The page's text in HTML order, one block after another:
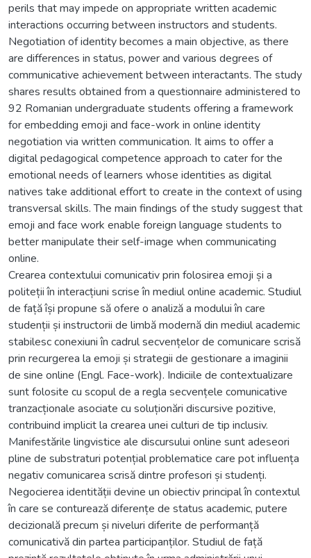
perils that may impede on appropriate written academic
interactions occurring between instructors and students.
Negotiation of identity becomes a main objective, as there
are differences in status, power and various degrees of
communicative achievement between interactants. The study
shares results obtained from a questionnaire administered to
92 Romanian undergraduate students offering a framework
for embedding emoji and face-work in online identity
negotiation via written communication. It aims to offer a
digital pedagogical competence approach to cater for the
emotional needs of learners whose identities as digital
natives take additional effort to create in the context of using
transversal skills. The main findings of the study suggest that
emoji and face work enable foreign language students to
better manipulate their self-image when communicating
online.
Crearea contextului comunicativ prin folosirea emoji și a
politeții în interacțiuni scrise în mediul online academic. Studiul
de față își propune să ofere o analiză a modului în care
studenții și instructorii de limbă modernă din mediul academic
stabilesc conexiuni în cadrul secvențelor de comunicare scrisă
prin recurgerea la emoji și strategii de gestionare a imaginii
de sine online (Engl. Face-work). Indiciile de contextualizare
sunt folosite cu scopul de a regla secvențele comunicative
tranzacționale asociate cu soluționări discursive pozitive,
contribuind implicit la crearea unei culturi de tip inclusiv.
Manifestările lingvistice ale discursului online sunt adeseori
pline de substraturi potențial problematice care pot influența
negativ comunicarea scrisă dintre profesori și studenți.
Negocierea identității devine un obiectiv principal în contextul
în care se conturează diferențe de status academic, putere
decizională precum și niveluri diferite de performanță
comunicativă din partea participanților. Studiul de față